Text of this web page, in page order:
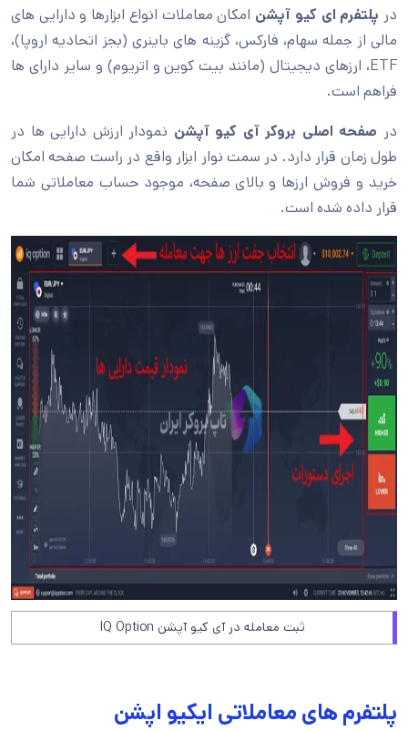
در پلتفرم ای کیو آپشن امکان معاملات انواع ابزارها و دارایی های
مالی از جمله سهام، فارکس، گزینه های باینری (بجز اتحادیه اروپا)،
ETF، ارزهای دیجیتال (مانند بیت کوین و اتریوم) و سایر دارای ها
فراهم است.
در صفحه اصلی بروکر آی کیو آپشن نمودار ارزش دارایی ها در
طول زمان قرار دارد. در سمت نوار ابزار واقع در راست صفحه امکان
خرید و فروش ارزها و بالای صفحه، موجود حساب معاملاتی شما
قرار داده شده است.
ثبت معامله در آی کیو آپشن IQ Option
پلتفرم های معاملاتی ایکیو اپشن